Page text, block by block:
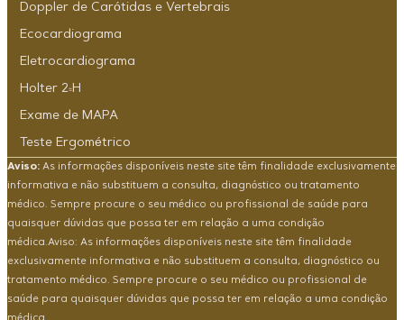
Doppler de Carótidas e Vertebrais
Ecocardiograma
Eletrocardiograma
Holter 24H
Exame de MAPA
Teste Ergométrico
Aviso: As informações disponíveis neste site têm finalidade exclusivamente
informativa e não substituem a consulta, diagnóstico ou tratamento
médico. Sempre procure o seu médico ou profissional de saúde para
quaisquer dúvidas que possa ter em relação a uma condição
médica.Aviso: As informações disponíveis neste site têm finalidade
exclusivamente informativa e não substituem a consulta, diagnóstico ou
tratamento médico. Sempre procure o seu médico ou profissional de
saúde para quaisquer dúvidas que possa ter em relação a uma condição